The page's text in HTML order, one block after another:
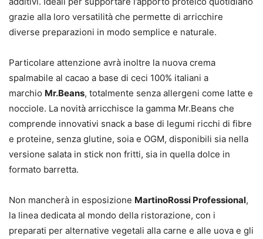
grazie alla loro versatilità che permette di arricchire
diverse preparazioni in modo semplice e naturale.
Particolare attenzione avrà inoltre la nuova crema
spalmabile al cacao a base di ceci 100% italiani a
marchio Mr.Beans, totalmente senza allergeni come latte e
nocciole. La novità arricchisce la gamma Mr.Beans che
comprende innovativi snack a base di legumi ricchi di fibre
e proteine, senza glutine, soia e OGM, disponibili sia nella
versione salata in stick non fritti, sia in quella dolce in
formato barretta.
Non mancherà in esposizione MartinoRossi Professional,
la linea dedicata al mondo della ristorazione, con i
preparati per alternative vegetali alla carne e alle uova e gli